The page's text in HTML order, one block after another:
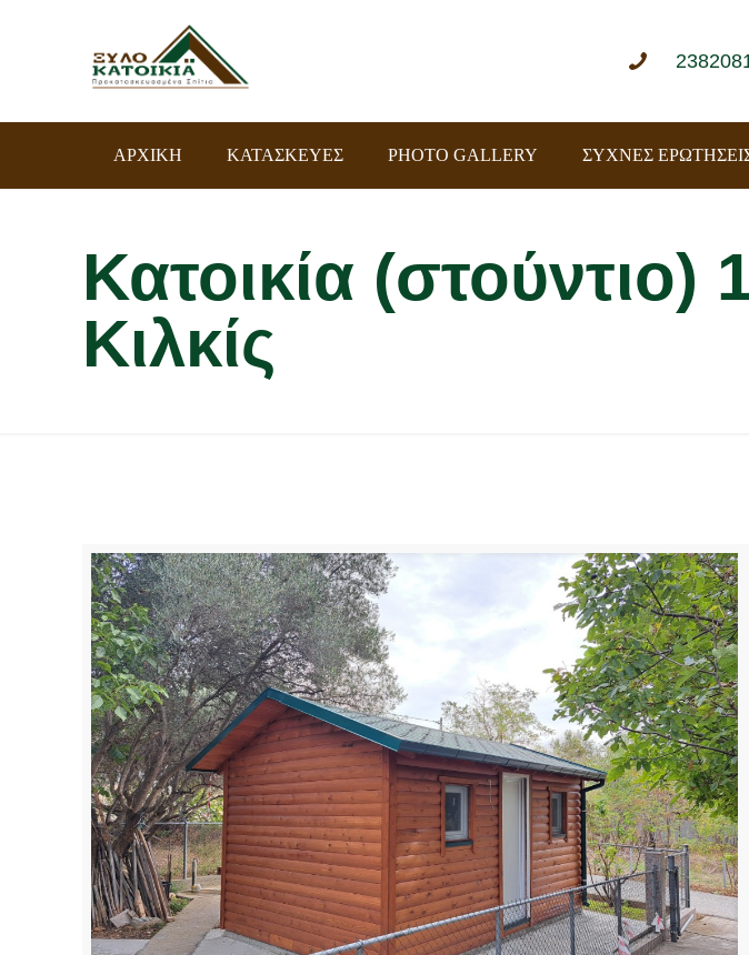
ΑΡΧΙΚΗ ΚΑΤΑΣΚΕΥΕΣ PHOTO GALLERY ΣΥΧΝΕΣ
Κατοικία
Κιλκίς